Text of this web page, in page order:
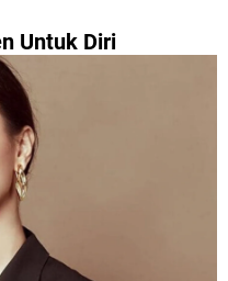
Untuk Diri